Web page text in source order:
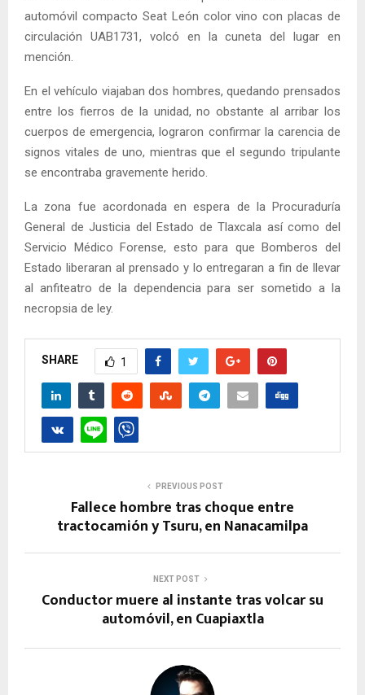
automóvil compacto Seat León color vino con placas de
circulación UAB1731, volcó en la cuneta del lugar en
mención.
En el vehículo viajaban dos hombres, quedando prensados
entre los fierros de la unidad, no obstante al arribar los
cuerpos de emergencia, lograron confirmar la carencia de
signos vitales de uno, mientras que el segundo tripulante
se encontraba gravemente herido.
La zona fue acordonada en espera de la Procuraduría
General de Justicia del Estado de Tlaxcala así como del
Servicio Médico Forense, esto para que Bomberos del
Estado liberaran al prensado y lo entregaran a fin de llevar
al anfiteatro de la dependencia para ser sometido a la
necropsia de ley.
SHARE 1
PREVIOUS POST
Fallece hombre tras choque entre
tractocamión y Tsuru, en Nanacamilpa
NEXT POST
Conductor muere al instante tras volcar su
automóvil, en Cuapiaxtla